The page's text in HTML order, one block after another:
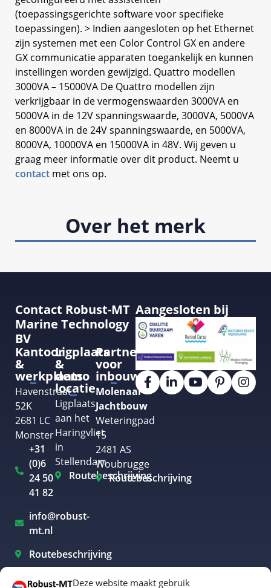
Deze website maakt gebruik
Over het merk
(toepassingsgerichte software voor specifieke
toepassingen). > Indien aangesloten op het Ethernet
zijn systemen met een Color Control GX en andere
GX communicatie apparaten toegankelijk en kunnen
instellingen worden gewijzigd. Quattro modellen
3000VA – 15000VA De Quattro modellen zijn
verkrijgbaar in de vermogenswaarden 3000VA en
5000VA in de 12V spanningswaarde, 3000VA, 5000VA
en 8000VA in de 24V spanningswaarde, en 5000VA,
8000VA, 10000VA en 15000VA in 48V. Wij geven u
graag meer informatie over dit product. Neemt u
contact met ons op.
Contact Robust-MT
Marine Technology
BV
Kantoor
&
werkplaats
Havenstraat
52K
2681 LC
Monster
+31
(0)6
24 50
41 82
info@robust-
mt.nl
Routebeschrijving
Ligplaats
&
demo
locatie
Ligplaats
aan het
Haringvliet
in
Stellendam
Routebeschrijving
Partner
voor
inbouw
Molenaar
Jachtbouw
Weteringpad
15
2481 AS
Woubrugge
Routebeschrijving
Aangesloten bij